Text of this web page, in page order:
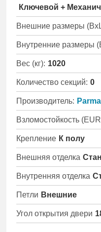
Ключевой +
Внешние размеры
Внутренние размеры
Вес (кг): 1020
Количество секций: 0
Производитель:
Взломостойкость
Крепление К полу
Внешняя отделка
Внутренняя отделка
Петли Внешние
Угол открытия двери